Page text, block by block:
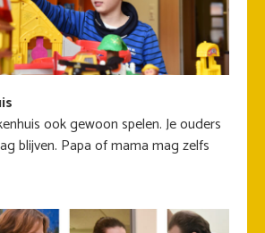
ook gewoon spelen. Je ouders
blijven. Papa of mama mag zelfs